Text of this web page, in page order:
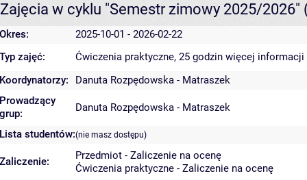
Zajęcia w cyklu "Semestr zimowy 2025/2026"
Okres:
2025-10-01 - 2026-02-22
Typ zajęć:
Ćwiczenia praktyczne, 25 godzin więcej informacji
Koordynatorzy:
Danuta Rozpędowska - Matraszek
Prowadzący
grup:
Danuta Rozpędowska - Matraszek
Lista studentów:(nie masz dostępu)
Zaliczenie:
Przedmiot - Zaliczenie na ocenę
Ćwiczenia praktyczne - Zaliczenie na ocenę